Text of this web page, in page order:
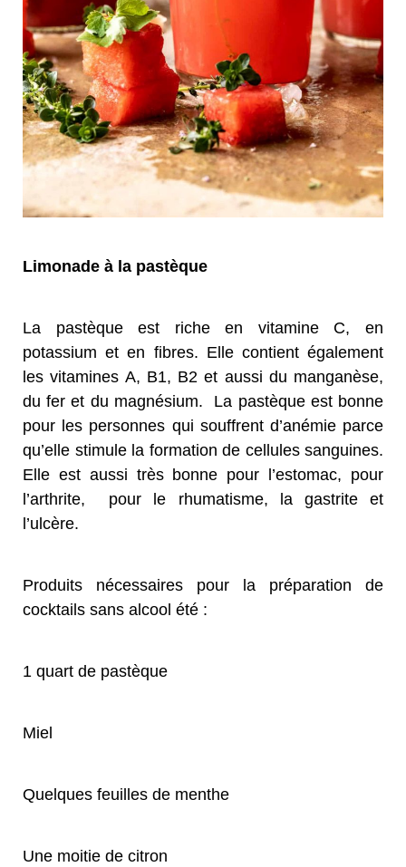
Limonade à la pastèque
La pastèque est riche en vitamine C, en
potassium et en fibres. Elle contient également
les vitamines A, B1, B2 et aussi du manganèse,
du fer et du magnésium. La pastèque est bonne
pour les personnes qui souffrent d’anémie parce
qu’elle stimule la formation de cellules sanguines.
Elle est aussi très bonne pour l’estomac, pour
l’arthrite, pour le rhumatisme, la gastrite et
l’ulcère.
Produits nécessaires pour la préparation de
cocktails sans alcool été :
1 quart de pastèque
Miel
Quelques feuilles de menthe
Une moitie de citron